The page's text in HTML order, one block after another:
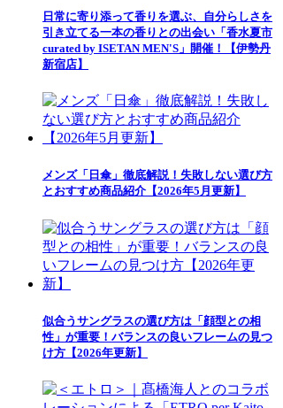
日常に寄り添って香りを選ぶ、自分らしさを
引き立てる一本の香りとの出会い「香水夏市
curated by ISETAN MEN'S」開催！【伊勢丹
新宿店】
メンズ「日傘」徹底解説！失敗しない選び方
とおすすめ商品紹介【2026年5月更新】
似合うサングラスの選び方は「顔型との相
性」が重要！バランスの良いフレームの見つ
け方【2026年更新】